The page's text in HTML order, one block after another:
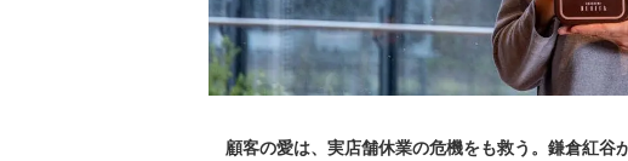
顧客の愛は、実店舗休業の危機をも救う。鎌倉紅谷